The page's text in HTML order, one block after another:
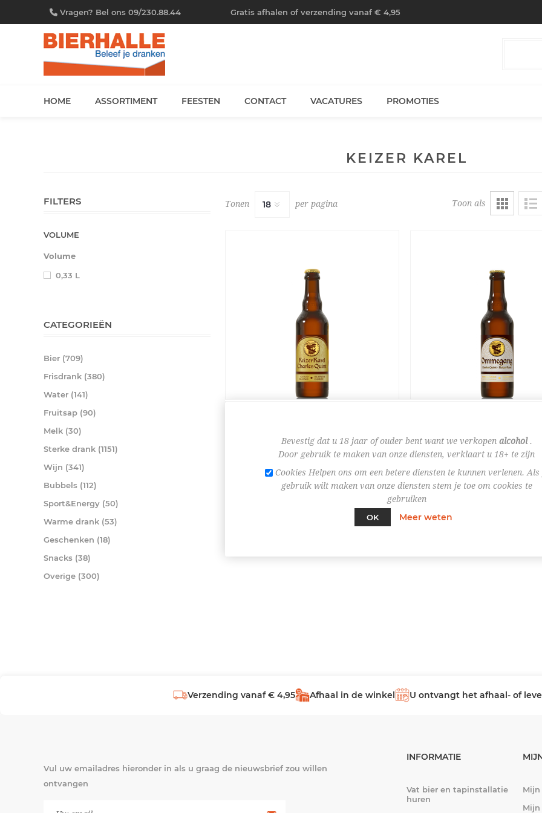
Vragen? Bel ons 09/230.88.44 Gratis afhalen of verzending vanaf € 4,95
HOME ASSORTIMENT FEESTEN CONTACT VACATURES PROMOTIES
KEIZER KAREL
Toon als
Tonen per pagina
KEIZER KAREL GOUDBLOND 33CL
*CHARLES QUINTFLES
KEIZER OMMEGANG 33CL
€ 2,25
FILTERS
VOLUME
Volume
0,33 L
CATEGORIEËN
Bier (709)
Frisdrank (380)
Water (141)
Fruitsap (90)
Melk (30)
Sterke drank (1151)
Wijn (341)
Bubbels (112)
Sport&Energy (50)
Warme drank (53)
Geschenken (18)
Snacks (38)
Overige (300)
Verzending vanaf € 4,95 Afhaal in de winkel U ontvangt het afhaal- of
Vul uw emailadres hieronder in als u graag de nieuwsbrief zou willen
ontvangen
INFORMATIE
Vat bier en tapinstallatie
huren
Mijn
Mijn
Bevestig dat u 18 jaar of ouder bent want we verkopen alcohol.
Door gebruik te maken van onze diensten, verklaart u 18+ te zijn
Cookies Helpen ons om een betere diensten te kunnen verlenen. Als
gebruik wilt maken van onze diensten stem je toe om cookies te
gebruiken
OK
Meer weten